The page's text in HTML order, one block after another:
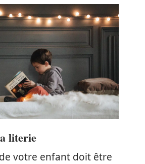
literie
votre enfant doit être